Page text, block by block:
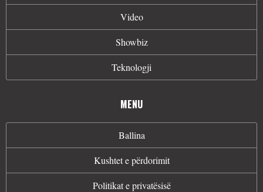
Video
Showbiz
Teknologji
MENU
Ballina
Kushtet e përdorimit
Politikat e privatësisë